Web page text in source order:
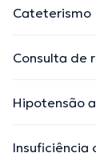
Cateterismo
Consulta de
Hipotensão
Insuficiência